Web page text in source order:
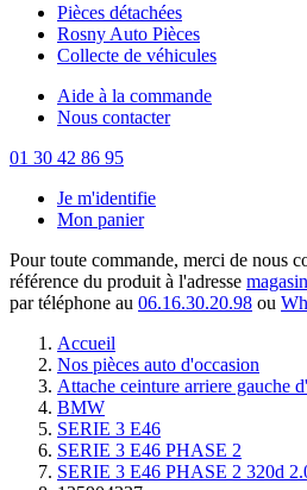
Pièces détachées
Rosny Auto Pièces
Collecte de véhicules
Aide à la commande
Nous contacter
01 30 42 86 95
Je m'identifie
Mon panier
Pour toute commande, merci de nous
référence du produit à l'adresse
par téléphone au 06.16.30.20.98 ou
Accueil
Nos pièces auto d'occasion
Attache ceinture arriere gauche
BMW
SERIE 3 E46
SERIE 3 E46 PHASE 2
SERIE 3 E46 PHASE 2 320d